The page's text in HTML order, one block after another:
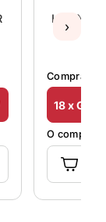
HORNO
Comprá en
18 x Gs.
O comprá
›